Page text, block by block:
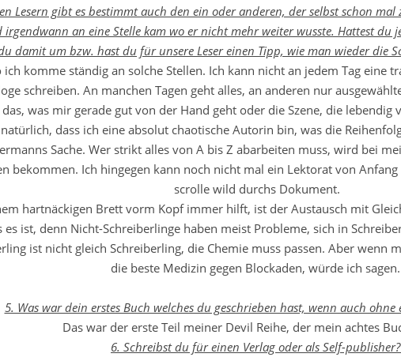
Lesern gibt es bestimmt auch den ein oder anderen, der selbst schon
an eine Stelle kam wo er nicht mehr weiter wusste. Hattest du
damit um bzw. hast du für unsere Leser einen Tipp, wie man wieder die
komme ständig an solche Stellen. Ich kann nicht an jedem Tag eine
schreiben. An manchen Tagen geht alles, an anderen nur
das, was mir gerade gut von der Hand geht oder die Szene, die lebendig
dass ich eine absolut chaotische Autorin bin, was die
Sache. Wer strikt alles von A bis Z abarbeiten muss, wird bei
bekommen. Ich hingegen kann noch nicht mal ein Lektorat von
scrolle wild durchs Dokument.
hartnäckigen Brett vorm Kopf immer hilft, ist der Austausch mit
es ist, denn Nicht-Schreiberlinge haben meist Probleme, sich in
ist nicht gleich Schreiberling, die Chemie muss passen. Aber wenn
die beste Medizin gegen Blockaden, würde ich sagen.
5. Was war dein erstes Buch welches du geschrieben hast, wenn auch ohne
Das war der erste Teil meiner Devil Reihe, der mein achtes
6. Schreibst du für einen Verlag oder als Self-publisher?